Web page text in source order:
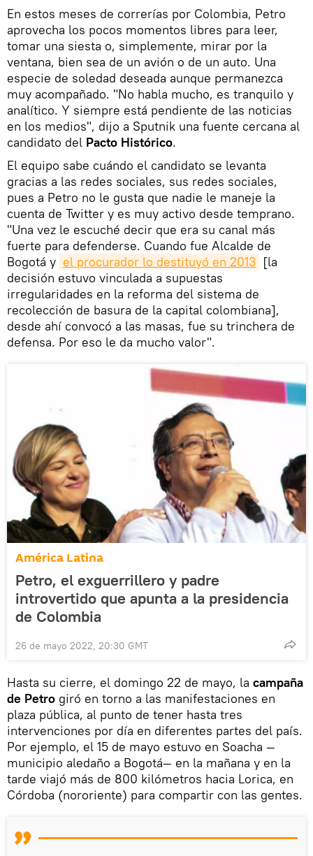
En estos meses de correrías por Colombia, Petro
aprovecha los pocos momentos libres para leer,
tomar una siesta o, simplemente, mirar por la
ventana, bien sea de un avión o de un auto. Una
especie de soledad deseada aunque permanezca
muy acompañado. "No habla mucho, es tranquilo y
analítico. Y siempre está pendiente de las noticias
en los medios", dijo a Sputnik una fuente cercana al
candidato del Pacto Histórico.
El equipo sabe cuándo el candidato se levanta
gracias a las redes sociales, sus redes sociales,
pues a Petro no le gusta que nadie le maneje la
cuenta de Twitter y es muy activo desde temprano.
"Una vez le escuché decir que era su canal más
fuerte para defenderse. Cuando fue Alcalde de
Bogotá y el procurador lo destituyó en 2013 [la
decisión estuvo vinculada a supuestas
irregularidades en la reforma del sistema de
recolección de basura de la capital colombiana],
desde ahí convocó a las masas, fue su trinchera de
defensa. Por eso le da mucho valor".
América Latina
Petro, el exguerrillero y padre
introvertido que apunta a la presidencia
de Colombia
26 de mayo 2022, 20:30 GMT
Hasta su cierre, el domingo 22 de mayo, la campaña
de Petro giró en torno a las manifestaciones en
plaza pública, al punto de tener hasta tres
intervenciones por día en diferentes partes del país.
Por ejemplo, el 15 de mayo estuvo en Soacha —
municipio aledaño a Bogotá— en la mañana y en la
tarde viajó más de 800 kilómetros hacia Lorica, en
Córdoba (nororiente) para compartir con las gentes.